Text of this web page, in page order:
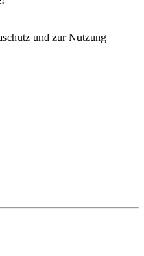
und zur Nutzung